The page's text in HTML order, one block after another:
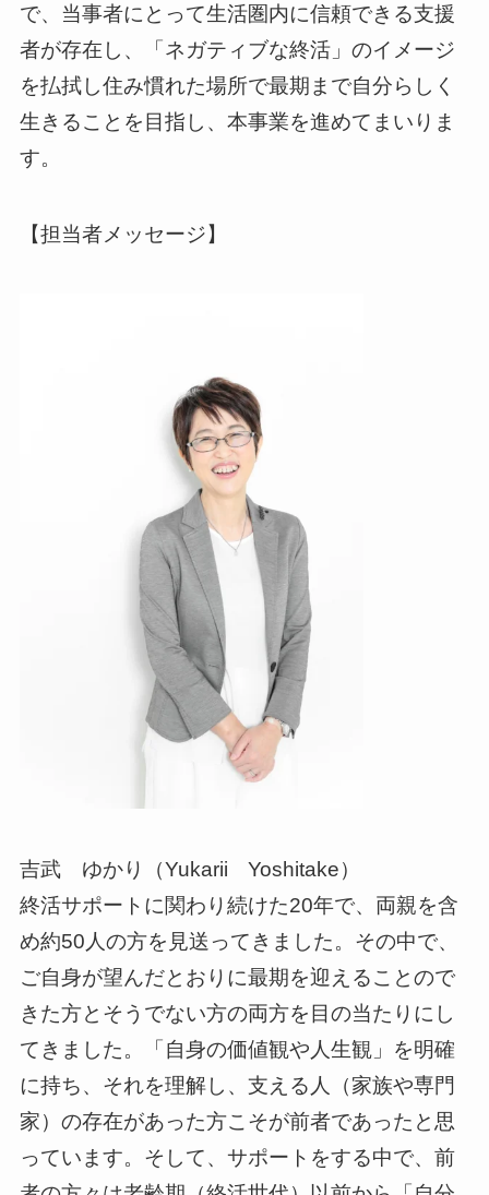
で、当事者にとって生活圏内に信頼できる支援
者が存在し、「ネガティブな終活」のイメージ
を払拭し住み慣れた場所で最期まで自分らしく
生きることを目指し、本事業を進めてまいりま
す。
【担当者メッセージ】
吉武 ゆかり（Yukarii Yoshitake）
終活サポートに関わり続けた20年で、両親を含
め約50人の方を見送ってきました。その中で、
ご自身が望んだとおりに最期を迎えることので
きた方とそうでない方の両方を目の当たりにし
てきました。「自身の価値観や人生観」を明確
に持ち、それを理解し、支える人（家族や専門
家）の存在があった方こそが前者であったと思
っています。そして、サポートをする中で、前